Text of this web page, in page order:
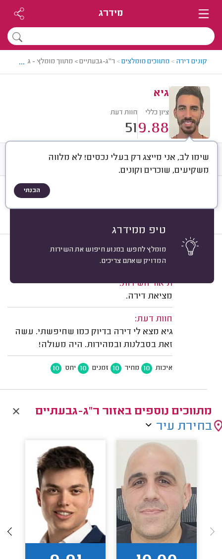
מידרג
קונים דירה > מתווכים מומלצים> ר"ג-גבעתיים > מתווך מומלץ - גיא...
גיא
ציון כללי
9.88
חוות דעת
51
שימו לב, אני מייצג רק בעלי נכסים! לא מלווה
משקיעים, שוכרים וקונים.
הבנתי
טיפ ממידרג
מומלץ לחפש במנוע חיפוש את השירות
המדויק שאתם צריכים.
חוות דעת ממוצע רישוי ותעודות
מיכל א. רמת גן.
משוב: 13/07/2026
תיאור השירות:
מציאת דירה.
חוות דעת:
גיא מצא לי דירה בדיוק כמו שחיפשתי. עשה
זאת בסבלנות ובמהירות. היה מעולה!
איכות 10 מחיר 10 זמנים 10 יחס 10
10
מתווכים נוספים באזור ר"ג-גבעתיים
בחירת עיר